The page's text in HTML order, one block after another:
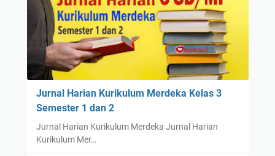
Jurnal Harian Kurikulum Merdeka Kelas 3
Semester 1 dan 2
Jurnal Harian Kurikulum Merdeka Jurnal Harian
Kurikulum Mer…